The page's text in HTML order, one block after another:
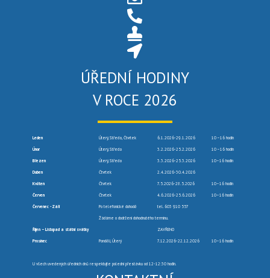
ÚŘEDNÍ HODINY
V ROCE 2026
Leden Úterý, Středa, Čtvrtek 6.1.2026-29.1.2026 10 –16 hodin
Únor Úterý, Středa 3.2.2026-25.2.2026 10 –16 hodin
Březen Úterý, Středa 3.3.2026-25.3.2026 10–16 hodin
Duben Čtvrtek 2.4.2026-30.4.2026
Květen Čtvrtek 7.5.2026-28.5.2026 10–16 hodin
Červen Čtvrtek 4.6.2026-25.6.2026 10–16 hodin
Červenec -Září Po telefonické dohodě tel. 603 910 557
Žádáme o dodržení dohodnutého termínu.
Říjen – Listopad a státní svátky ZAVŘENO
Prosinec Pondělí, Úterý 7.12.2026-22.12.2026 10–16 hodin
U všech uvedených úředních dnů respektujte polední přestávku od 12-12:30 hodin.